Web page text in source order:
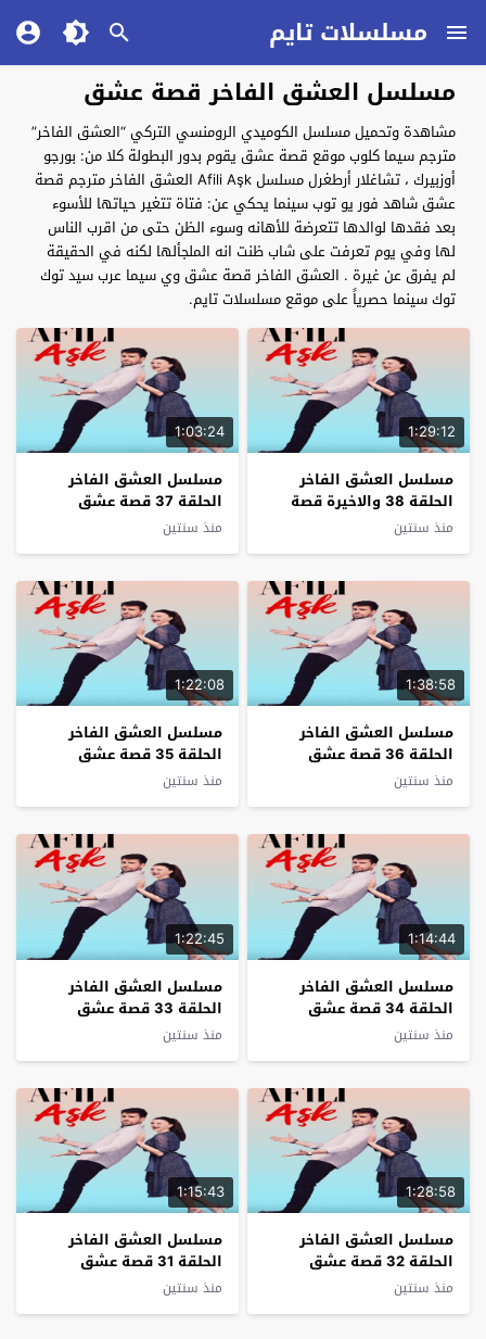
مسلسلات تايم
مسلسل العشق الفاخر قصة عشق
مشاهدة وتحميل مسلسل الكوميدي الرومنسي التركي “العشق الفاخر”
مترجم سيما كلوب موقع قصة عشق يقوم بدور البطولة كلا من: بورجو
أوزبيرك ، تشاغلار أرطغرل مسلسل Afili Aşk العشق الفاخر مترجم قصة
عشق شاهد فور يو توب سينما يحكي عن: فتاة تتغير حياتها للأسوء
بعد فقدها لوالدها تتعرضة للأهانه وسوء الظن حتى من اقرب الناس
لها وفي يوم تعرفت على شاب ظنت انه الملجألها لكنه في الحقيقة
لم يفرق عن غيرة . العشق الفاخر قصة عشق وي سيما عرب سيد توك
توك سينما حصرياً على موقع مسلسلات تايم.
1:29:12
مسلسل العشق الفاخر
الحلقة 38 والاخيرة قصة
عشق
منذ سنتين
1:03:24
مسلسل العشق الفاخر
الحلقة 37 قصة عشق
منذ سنتين
1:38:58
مسلسل العشق الفاخر
الحلقة 36 قصة عشق
منذ سنتين
1:22:08
مسلسل العشق الفاخر
الحلقة 35 قصة عشق
منذ سنتين
1:14:44
مسلسل العشق الفاخر
الحلقة 34 قصة عشق
منذ سنتين
1:22:45
مسلسل العشق الفاخر
الحلقة 33 قصة عشق
منذ سنتين
1:28:58
مسلسل العشق الفاخر
الحلقة 32 قصة عشق
منذ سنتين
1:15:43
مسلسل العشق الفاخر
الحلقة 31 قصة عشق
منذ سنتين